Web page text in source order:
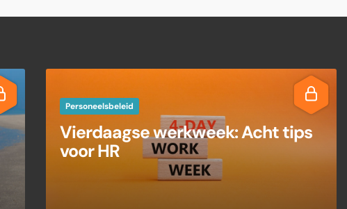
Personeelsbeleid
Vierdaagse werkweek: Acht tips
voor HR